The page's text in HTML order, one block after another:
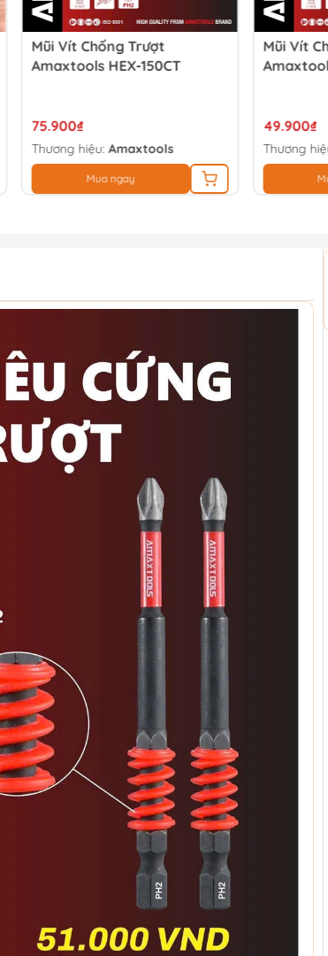
Mũi Vít Chống Trượt
Amaxtools HEX-150CT
75.900₫
Thương hiệu:Amaxtools
Mua ngay
Mũi Vít
49.900₫
Thương